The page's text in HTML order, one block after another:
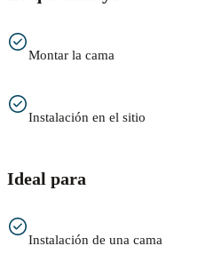
Montar la cama
Instalación en el sitio
Ideal para
Instalación de una cama